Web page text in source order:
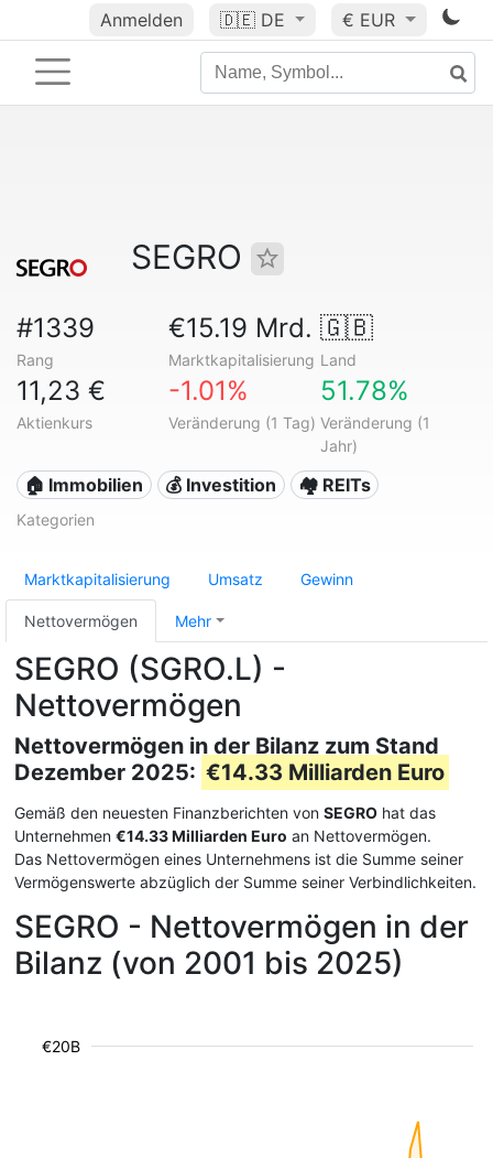
Anmelden 🇩🇪 DE € EUR
SEGRO
#1339
Rang
€15.19 Mrd.
Marktkapitalisierung
🇬🇧
Land
11,23 €
Aktienkurs
-1.01%
Veränderung (1 Tag)
51.78%
Veränderung (1
Jahr)
🏠 Immobilien 💰 Investition 🏘️ REITs
Kategorien
Marktkapitalisierung Umsatz Gewinn
Nettovermögen Mehr
SEGRO (SGRO.L) -
Nettovermögen
Nettovermögen in der Bilanz zum Stand
Dezember 2025: €14.33 Milliarden Euro
Gemäß den neuesten Finanzberichten von SEGRO hat das
Unternehmen €14.33 Milliarden Euro an Nettovermögen.
Das Nettovermögen eines Unternehmens ist die Summe seiner
Vermögenswerte abzüglich der Summe seiner Verbindlichkeiten.
SEGRO - Nettovermögen in der
Bilanz (von 2001 bis 2025)
€20B